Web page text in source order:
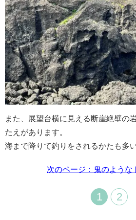
また、展望台横に見える断崖絶壁の
たえがあります。
海まで降りて釣りをされるかたも多
次のページ：鬼のような
1 2